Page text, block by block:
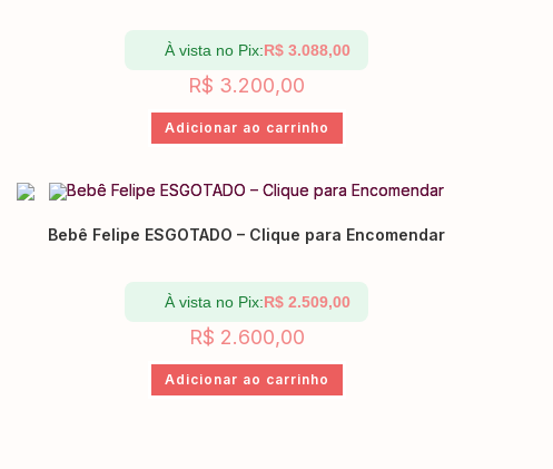
À vista no Pix:R$ 3.088,00
R$ 3.200,00
Adicionar ao carrinho
Bebê Felipe ESGOTADO – Clique para Encomendar
À vista no Pix:R$ 2.509,00
R$ 2.600,00
Adicionar ao carrinho